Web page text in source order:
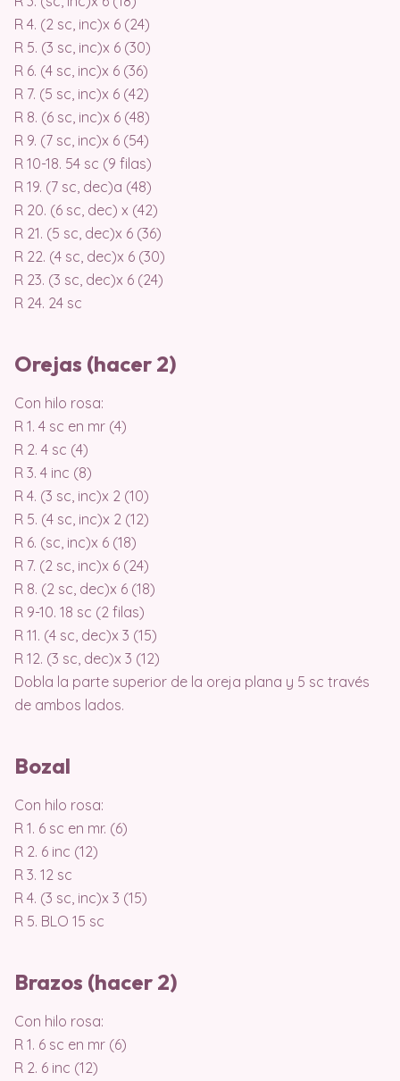
R 4. (2 sc, inc)x 6 (24)
R 5. (3 sc, inc)x 6 (30)
R 6. (4 sc, inc)x 6 (36)
R 7. (5 sc, inc)x 6 (42)
R 8. (6 sc, inc)x 6 (48)
R 9. (7 sc, inc)x 6 (54)
R 10-18. 54 sc (9 filas)
R 19. (7 sc, dec)a (48)
R 20. (6 sc, dec) x (42)
R 21. (5 sc, dec)x 6 (36)
R 22. (4 sc, dec)x 6 (30)
R 23. (3 sc, dec)x 6 (24)
R 24. 24 sc
Orejas (hacer 2)
Con hilo rosa:
R 1. 4 sc en mr (4)
R 2. 4 sc (4)
R 3. 4 inc (8)
R 4. (3 sc, inc)x 2 (10)
R 5. (4 sc, inc)x 2 (12)
R 6. (sc, inc)x 6 (18)
R 7. (2 sc, inc)x 6 (24)
R 8. (2 sc, dec)x 6 (18)
R 9-10. 18 sc (2 filas)
R 11. (4 sc, dec)x 3 (15)
R 12. (3 sc, dec)x 3 (12)
Dobla la parte superior de la oreja plana y 5 sc través
de ambos lados.
Bozal
Con hilo rosa:
R 1. 6 sc en mr. (6)
R 2. 6 inc (12)
R 3. 12 sc
R 4. (3 sc, inc)x 3 (15)
R 5. BLO 15 sc
Brazos (hacer 2)
Con hilo rosa:
R 1. 6 sc en mr (6)
R 2. 6 inc (12)